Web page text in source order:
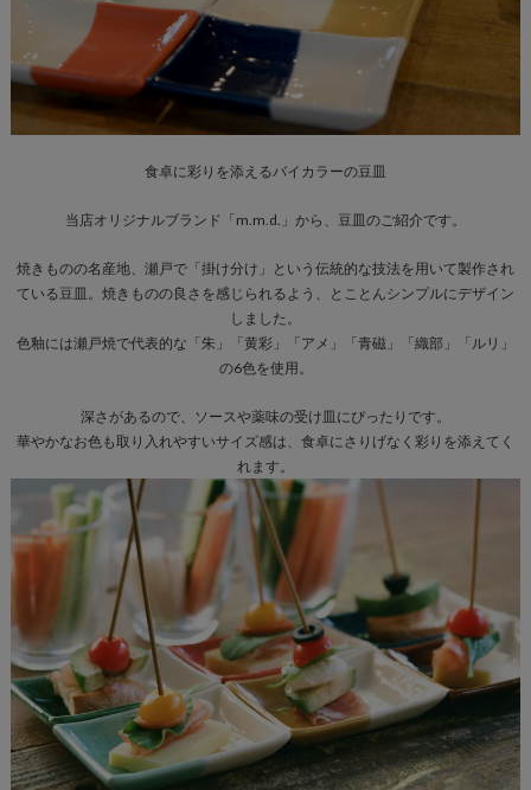
食卓に彩りを添えるバイカラーの豆皿
当店オリジナルブランド「m.m.d.」から、豆皿のご紹介です。
焼きものの名産地、瀬戸で「掛け分け」という伝統的な技法を用いて製作され
ている豆皿。焼きものの良さを感じられるよう、とことんシンプルにデザイン
しました。
色釉には瀬戸焼で代表的な「朱」「黄彩」「アメ」「青磁」「織部」「ルリ」
の6色を使用。
深さがあるので、ソースや薬味の受け皿にぴったりです。
華やかなお色も取り入れやすいサイズ感は、食卓にさりげなく彩りを添えてく
れます。